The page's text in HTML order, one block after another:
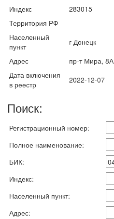
Индекс
283015
Территория РФ
Населенный
пункт
г Донецк
Адрес
пр-т Мира, 8А
Дата включения
в реестр
2022-12-07
Поиск:
Регистрационный номер:
Полное наименование:
БИК:
Индекс:
Населенный пункт:
Адрес: